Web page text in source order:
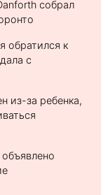
собрал
обратился к
с
из-за ребенка,